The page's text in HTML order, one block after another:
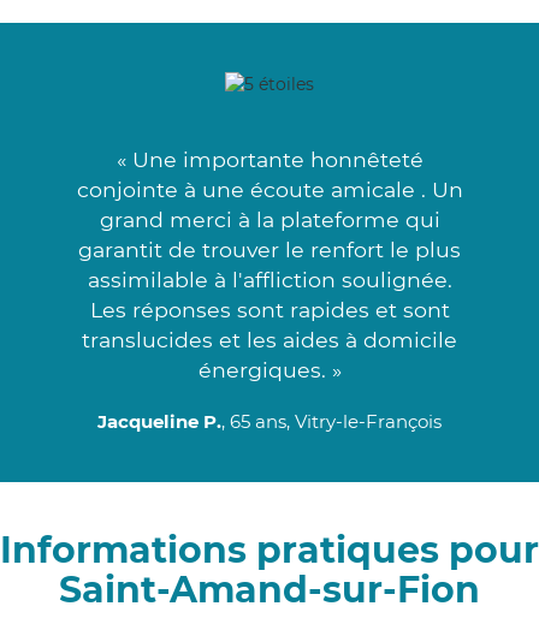
« Une importante honnêteté
conjointe à une écoute amicale . Un
grand merci à la plateforme qui
garantit de trouver le renfort le plus
assimilable à l'affliction soulignée.
Les réponses sont rapides et sont
translucides et les aides à domicile
énergiques. »
Jacqueline P., 65 ans, Vitry-le-François
Informations pratiques pour
Saint-Amand-sur-Fion